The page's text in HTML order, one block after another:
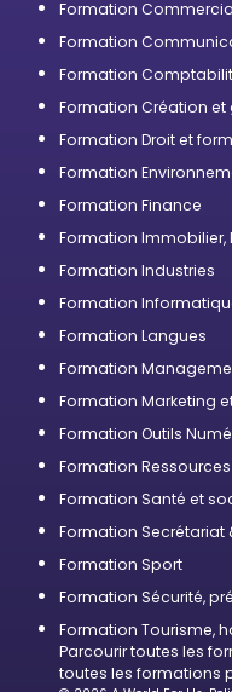
Formation
Formation
Formation
Formation Création
Formation Droit et
Formation
Formation Finance
Formation Immobilier,
Formation Industries
Formation
Formation Langues
Formation
Formation Marketing
Formation Outils
Formation
Formation Santé et
Formation Secrétariat
Formation Sport
Formation Sécurité,
Formation Tourisme,
Parcourir toutes les
toutes les formations